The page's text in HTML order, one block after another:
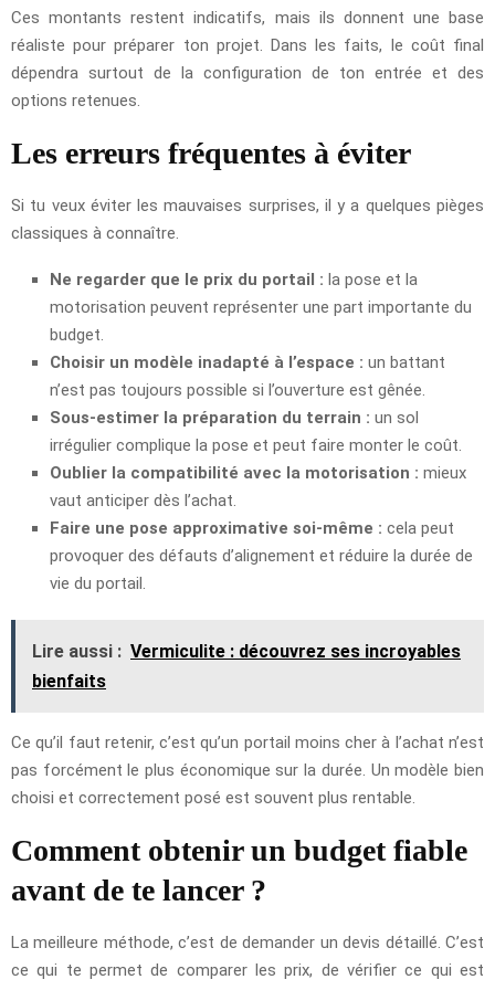
Ces montants restent indicatifs, mais ils donnent une base
réaliste pour préparer ton projet. Dans les faits, le coût final
dépendra surtout de la configuration de ton entrée et des
options retenues.
Les erreurs fréquentes à éviter
Si tu veux éviter les mauvaises surprises, il y a quelques pièges
classiques à connaître.
Ne regarder que le prix du portail : la pose et la
motorisation peuvent représenter une part importante du
budget.
Choisir un modèle inadapté à l’espace : un battant
n’est pas toujours possible si l’ouverture est gênée.
Sous-estimer la préparation du terrain : un sol
irrégulier complique la pose et peut faire monter le coût.
Oublier la compatibilité avec la motorisation : mieux
vaut anticiper dès l’achat.
Faire une pose approximative soi-même : cela peut
provoquer des défauts d’alignement et réduire la durée de
vie du portail.
Lire aussi : Vermiculite : découvrez ses incroyables
bienfaits
Ce qu’il faut retenir, c’est qu’un portail moins cher à l’achat n’est
pas forcément le plus économique sur la durée. Un modèle bien
choisi et correctement posé est souvent plus rentable.
Comment obtenir un budget fiable
avant de te lancer ?
La meilleure méthode, c’est de demander un devis détaillé. C’est
ce qui te permet de comparer les prix, de vérifier ce qui est